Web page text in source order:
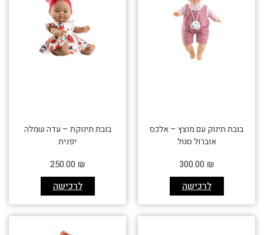
בובת תינוק עם מוצץ – אלכס
אוברול סגול
לרכישה
300.00 ₪
בובת תינוקת – עדה שמלה
יפנית
לרכישה
250.00 ₪